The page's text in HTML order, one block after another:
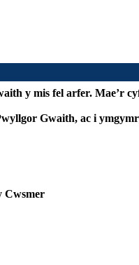
y mis fel arfer. Mae’r
Gwaith, ac i
Cwsmer